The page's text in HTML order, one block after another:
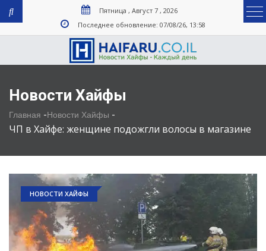
Пятница , Август 7 , 2026
Последнее обновление: 07/08/26, 13:58
Новости Хайфы
Главная -Новости Хайфы -
ЧП в Хайфе: женщине подожгли волосы в магазине
НОВОСТИ ХАЙФЫ